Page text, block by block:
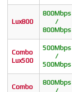
Lux800
800Mbps
/
800Mbps
Combo
Lux500
500Mbps
/
500Mbps
Combo
800Mbps